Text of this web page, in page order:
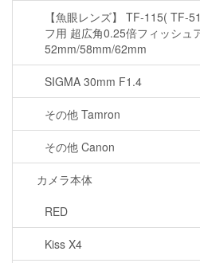
【魚眼レンズ】 TF-115( TF-
フ用 超広角0.25倍フィッシュ
52mm/58mm/62mm
SIGMA 30mm F1.4
その他 Tamron
その他 Canon
カメラ本体
RED
Kiss X4